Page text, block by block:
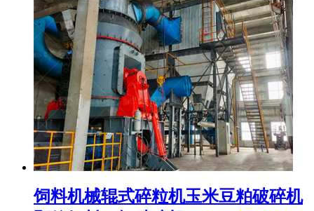
饲料机械辊式碎粒机玉米豆粕破碎机